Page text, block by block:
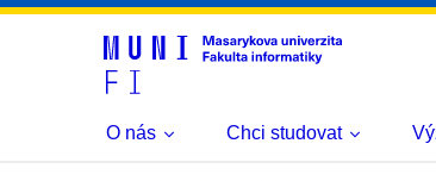
O nás Chci studovat